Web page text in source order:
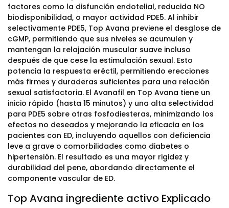
factores como la disfunción endotelial, reducida NO
biodisponibilidad, o mayor actividad PDE5. Al inhibir
selectivamente PDE5, Top Avana previene el desglose de
cGMP, permitiendo que sus niveles se acumulen y
mantengan la relajación muscular suave incluso
después de que cese la estimulación sexual. Esto
potencia la respuesta eréctil, permitiendo erecciones
más firmes y duraderas suficientes para una relación
sexual satisfactoria. El Avanafil en Top Avana tiene un
inicio rápido (hasta 15 minutos) y una alta selectividad
para PDE5 sobre otras fosfodiesteras, minimizando los
efectos no deseados y mejorando la eficacia en los
pacientes con ED, incluyendo aquellos con deficiencia
leve a grave o comorbilidades como diabetes o
hipertensión. El resultado es una mayor rigidez y
durabilidad del pene, abordando directamente el
componente vascular de ED.
Top Avana ingrediente activo Explicado